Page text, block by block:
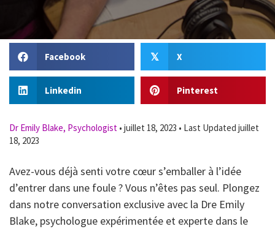
Facebook 𝕏 X
Linkedin Pinterest
Dr Emily Blake, Psychologist • juillet 18, 2023 • Last Updated juillet
18, 2023
Avez-vous déjà senti votre cœur s’emballer à l’idée
d’entrer dans une foule ? Vous n’êtes pas seul. Plongez
dans notre conversation exclusive avec la Dre Emily
Blake, psychologue expérimentée et experte dans le